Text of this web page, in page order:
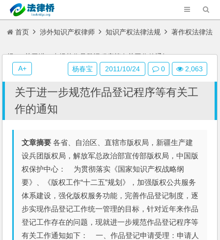
首页 涉外知识产权律师 知识产权法律法规 著作权法律法
规 关于进一步规范作品登记程序等有关工作的通知
关于进一步规范作品登记程序等有关工
作的通知
文章摘要 各省、自治区、直辖市版权局，新疆生产建
设兵团版权局，解放军总政治部宣传部版权局，中国版
权保护中心： 为贯彻落实《国家知识产权战略纲
要》、《版权工作“十二五”规划》，加强版权公共服务
体系建设，强化版权服务功能，完善作品登记制度，逐
步实现作品登记工作统一管理的目标，针对近年来作品
登记工作存在的问题，现就进一步规范作品登记程序等
有关工作通知如下： 一、作品登记申请受理：申请人
杨春宝 2011/10/24 0 2,063
A+